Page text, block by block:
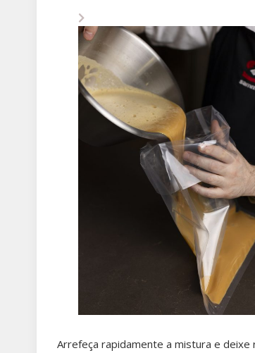
Arrefeça rapidamente a mistura e